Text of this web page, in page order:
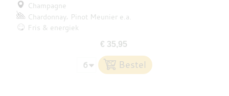
Champagne
Chardonnay Pinot Meunier e.a.
Fris & energiek
€ 35,95